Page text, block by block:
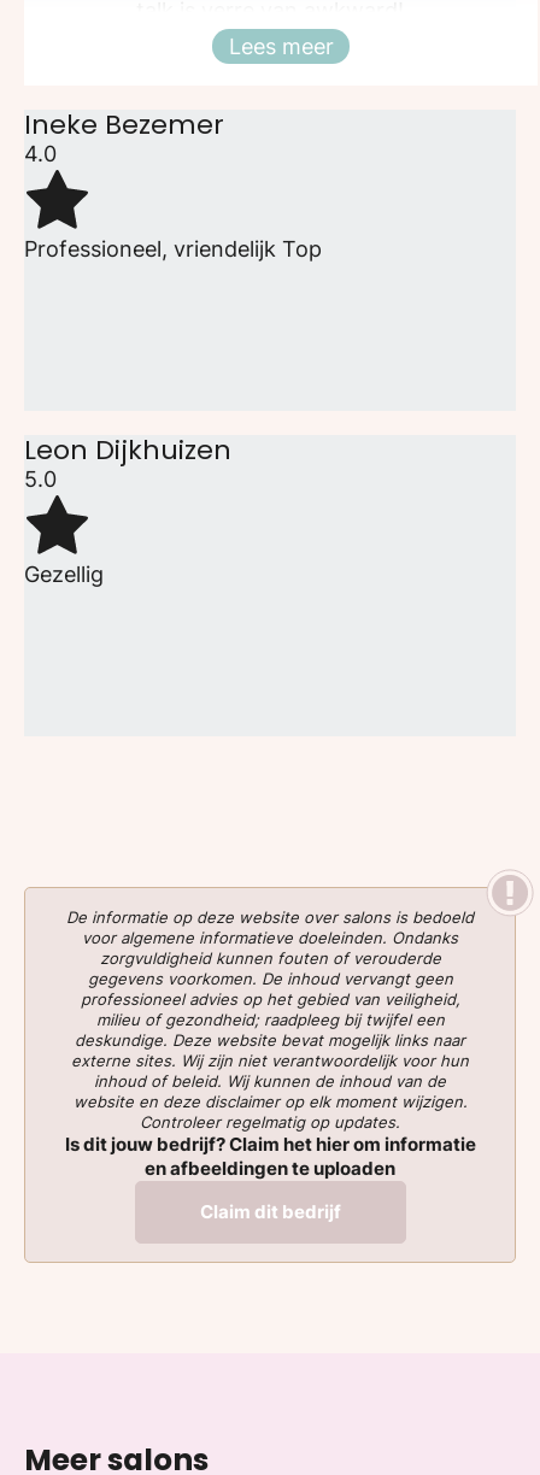
Sluiten
Lees meer
Ineke Bezemer
4.0
Professioneel, vriendelijk Top
Leon Dijkhuizen
5.0
Gezellig
De informatie op deze website over salons is bedoeld
voor algemene informatieve doeleinden. Ondanks
zorgvuldigheid kunnen fouten of verouderde
gegevens voorkomen. De inhoud vervangt geen
professioneel advies op het gebied van veiligheid,
milieu of gezondheid; raadpleeg bij twijfel een
deskundige. Deze website bevat mogelijk links naar
externe sites. Wij zijn niet verantwoordelijk voor hun
inhoud of beleid. Wij kunnen de inhoud van de
website en deze disclaimer op elk moment wijzigen.
Controleer regelmatig op updates.
Is dit jouw bedrijf? Claim het hier om informatie
en afbeeldingen te uploaden
Claim dit bedrijf
Meer salons